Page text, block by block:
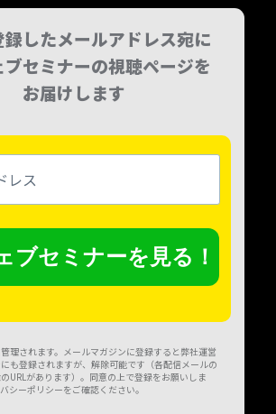
録したメールアドレス宛に
セミナーの視聴ページを
お届けします
ブセミナーを見る！
理されます。メールマガジンに登録すると弊社運営
も登録されますが、解除可能です（各配信メールの
URLがあります）。同意の上で登録をお願いしま
シーポリシーをご確認ください。